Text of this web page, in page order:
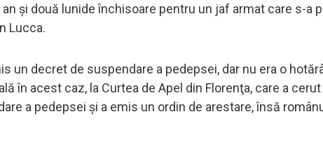
şi două lunide închisoare pentru un jaf armat care s-a
Lucca.
un decret de suspendare a pedepsei, dar nu era o
în acest caz, la Curtea de Apel din Florenţa, care a cerut
a pedepsei și a emis un ordin de arestare, însă